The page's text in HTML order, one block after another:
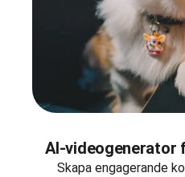
AI-videogenerator
Skapa engagerande